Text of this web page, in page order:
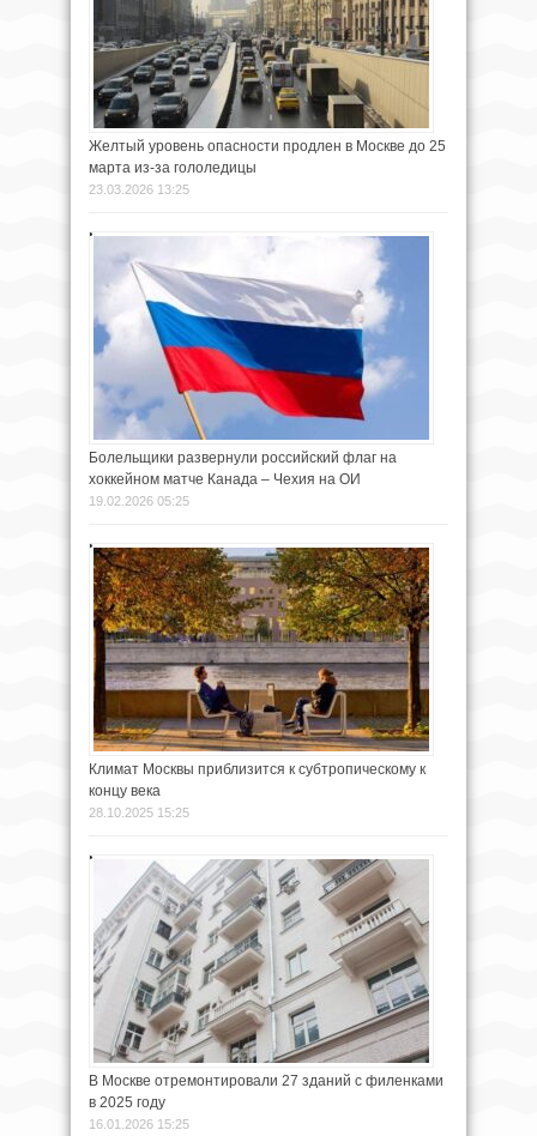
Желтый уровень опасности продлен в Москве до 25
марта из-за гололедицы
23.03.2026 13:25
Болельщики развернули российский флаг на
хоккейном матче Канада – Чехия на ОИ
19.02.2026 05:25
Климат Москвы приблизится к субтропическому к
концу века
28.10.2025 15:25
В Москве отремонтировали 27 зданий с филенками
в 2025 году
16.01.2026 15:25